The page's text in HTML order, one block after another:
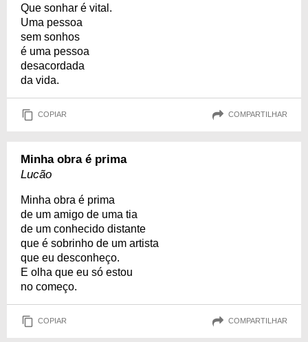
Que sonhar é vital.
Uma pessoa
sem sonhos
é uma pessoa
desacordada
da vida.
COPIAR COMPARTILHAR
Minha obra é prima
Lucão
Minha obra é prima
de um amigo de uma tia
de um conhecido distante
que é sobrinho de um artista
que eu desconheço.
E olha que eu só estou
no começo.
COPIAR COMPARTILHAR